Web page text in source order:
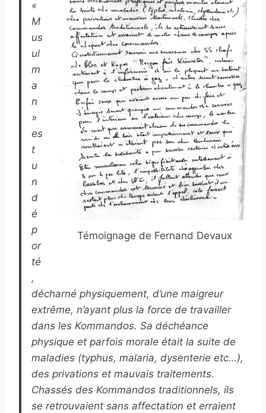
Témoignage de Fernand Devaux
«
M
us
ul
m
a
n
»
es
t
u
n
d
é
p
or
té
,
décharné physiquement, d’une maigreur
extrême, n’ayant plus la force de travailler
dans les Kommandos. Sa déchéance
physique et parfois morale était la suite de
maladies (typhus, malaria, dysenterie etc…),
des privations et mauvais traitements.
Chassés des Kommandos traditionnels, ils
se retrouvaient sans affectation et erraient